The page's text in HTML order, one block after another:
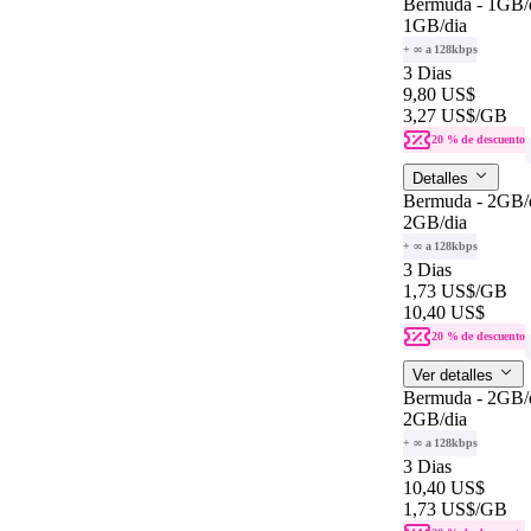
1GB/dia
+ ∞ a 128kbps
3 Dias
9,80 US$
3,27 US$/GB
20 % de descuento
Detalles
Bermuda -
2GB/dia
+ ∞ a 128kbps
3 Dias
1,73 US$/GB
10,40 US$
20 % de descuento
Ver detalles
Bermuda -
2GB/dia
+ ∞ a 128kbps
3 Dias
10,40 US$
1,73 US$/GB